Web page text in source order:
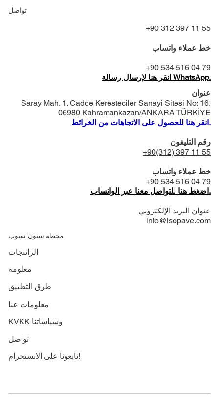
تواصل
+90 312 397 11 55
خط عملاء واتساب
+90 534 516 04 79
انقر هنا لإرسال رسالة WhatsApp.
عنوان
Saray Mah. 1. Cadde Keresteciler Sanayi Sitesi No: 16,
06980 Kahramankazan/ANKARA TÜRKİYE
انقر هنا للحصول على الاتجاهات من الخرائط.
رقم التليفون
+90(312) 397 11 55
خط عملاء واتساب
+90 534 516 04 79
اضغط هنا للتواصل معنا عبر الواتساب.
عنوان البريد الإلكتروني
info@isopave.com
محطة ستون ستوب
الراتنجات
معلومة
طرق التطبيق
معلومات عنا
KVKK وسياساتنا
تواصل
تابعونا على الانستجرام!